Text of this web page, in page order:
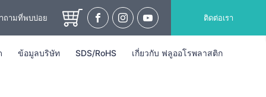
ถามที่พบบ่อย ติดต่อเรา
ข้อมูลบริษัท SDS/RoHS เกี่ยวกับ ฟลูออโรพลาสติก